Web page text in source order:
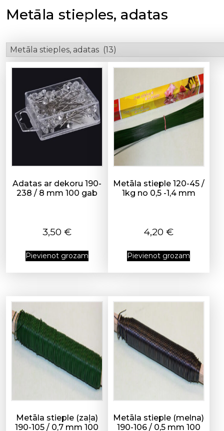
Metāla stieples, adatas
Adatas ar dekoru 190-
238 / 8 mm 100 gab
3,50 €
Pievienot grozam
Metāla stieple 120-45 /
1kg no 0,5 -1,4 mm
4,20€
Pievienot grozam
Metāla stieple (zaļa)
190-105 / 0,7 mm 100
Metāla stieple (melna)
190-106 / 0,5 mm 100